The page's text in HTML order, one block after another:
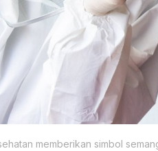
memberikan simbol